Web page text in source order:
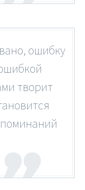
ошибку
творит